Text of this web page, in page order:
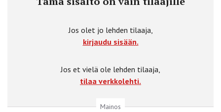
Jos olet jo lehden tilaaja,
kirjaudu sisään.
Jos et vielä ole lehden tilaaja,
tilaa verkkolehti.
Mainos